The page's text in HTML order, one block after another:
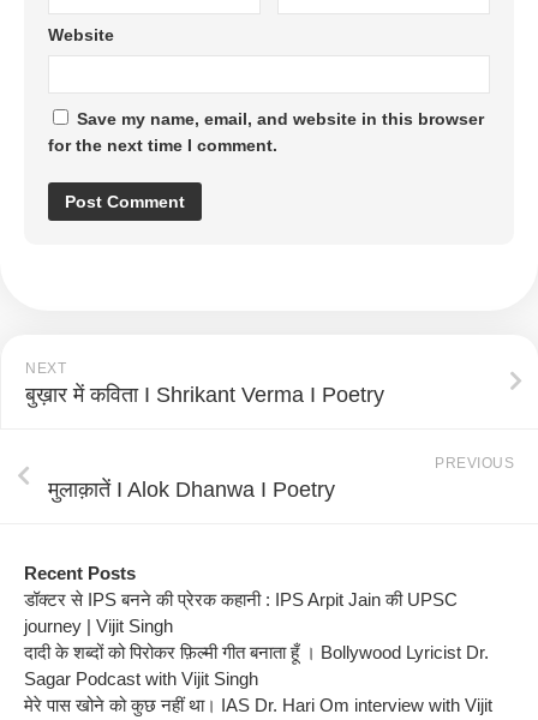
Website
Save my name, email, and website in this browser
for the next time I comment.
NEXT
बुख़ार में कविता I Shrikant Verma I Poetry
PREVIOUS
मुलाक़ातें I Alok Dhanwa I Poetry
Recent Posts
डॉक्टर से IPS बनने की प्रेरक कहानी : IPS Arpit Jain की UPSC
journey | Vijit Singh
दादी के शब्दों को पिरोकर फ़िल्मी गीत बनाता हूँ । Bollywood Lyricist Dr.
Sagar Podcast with Vijit Singh
मेरे पास खोने को कुछ नहीं था। IAS Dr. Hari Om interview with Vijit